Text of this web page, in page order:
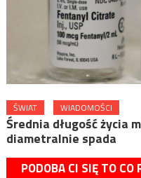
ŚWIAT WIADOMOŚCI
Średnia długość życia
diametralnie spada
PODOBA CI SIĘ TO CO